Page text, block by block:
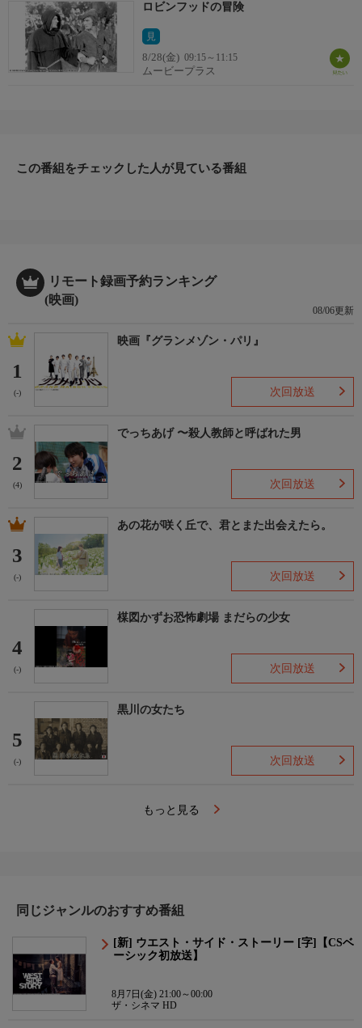
出演者
エロール・フリン／オリビア・デ・ハビランド／ベイジル・ラズ
ボーン
ロビンフッドの冒険
見
8/28(金) 09:15～11:15
ムービープラス
この番組をチェックした人が見ている番組
リモート録画予約ランキング
(映画)
08/06更新
1
(-)
映画『グランメゾン・パリ』
次回放送
2
(4)
でっちあげ 〜殺人教師と呼ばれた男
次回放送
3
(-)
あの花が咲く丘で、君とまた出会えたら。
次回放送
4
(-)
楳図かずお恐怖劇場 まだらの少女
次回放送
5
(-)
黒川の女たち
次回放送
もっと見る
同じジャンルのおすすめ番組
[新] ウエスト・サイド・ストーリー [字]【CSベ
ーシック初放送】
8月7日(金) 21:00～00:00
ザ・シネマ HD